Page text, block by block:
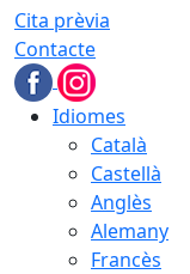
Cita prèvia
Contacte
Idiomes
Català
Castellà
Anglès
Alemany
Francès